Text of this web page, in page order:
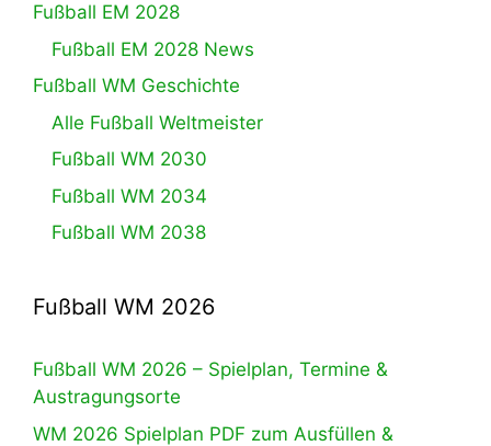
Fußball EM 2028
Fußball EM 2028 News
Fußball WM Geschichte
Alle Fußball Weltmeister
Fußball WM 2030
Fußball WM 2034
Fußball WM 2038
Fußball WM 2026
Fußball WM 2026 – Spielplan, Termine &
Austragungsorte
WM 2026 Spielplan PDF zum Ausfüllen &